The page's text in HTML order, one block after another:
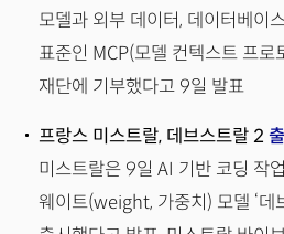
모델과 외부 데이터, 데이터베이
표준인 MCP(모델 컨텍스트 프로
재단에 기부했다고 9일 발표
프랑스 미스트랄, 데브스트랄 2
미스트랄은 9일 AI 기반 코딩 작
웨이트(weight, 가중치) 모델 ‘